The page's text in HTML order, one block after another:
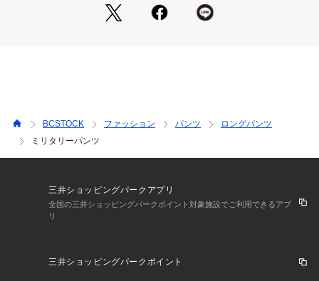
します。
※照明の関係により、実際よりも色味が違って見える場合があ
またパソコン・スマートフォンなどの環境により、若干製品と
画像のカラーが異なる場合もございます。
予めご了承の上ご注文ください。
BCSTOCK ファッション パンツ
ロングパンツ
ミリタリーパンツ
三井ショッピングパークアプリ
全国の三井ショッピングパークポイント対象施設でご利用できるアプ
リ
三井ショッピングパークポイント